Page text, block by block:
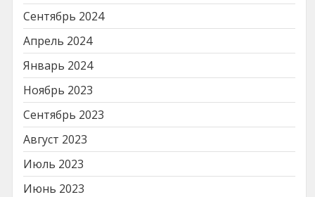
Сентябрь 2024
Апрель 2024
Январь 2024
Ноябрь 2023
Сентябрь 2023
Август 2023
Июль 2023
Июнь 2023